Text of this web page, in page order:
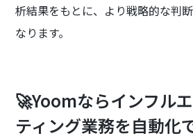
析結果をもとに、より戦略的な判
なります。
🚀Yoomならインフル
ティング業務を自動化